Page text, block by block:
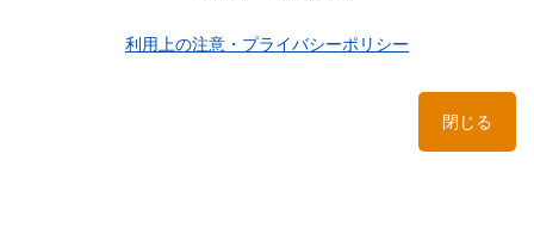
利用上の注意・プライバシーポリシー
閉じる